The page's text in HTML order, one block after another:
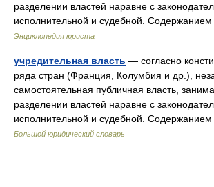
разделении властей наравне с
исполнительной и судебной.
Энциклопедия юриста
учредительная власть — согласно
ряда стран (Франция, Колумбия и др.),
самостоятельная публичная власть,
разделении властей наравне с
исполнительной и судебной.
Большой юридический словарь